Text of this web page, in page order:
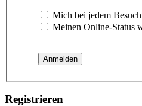
Mich bei jedem
Meinen Online-Status
Registrieren